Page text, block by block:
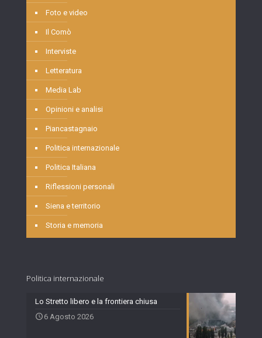
Foto e video
Il Comò
Interviste
Letteratura
Media Lab
Opinioni e analisi
Piancastagnaio
Politica internazionale
Politica Italiana
Riflessioni personali
Siena e territorio
Storia e memoria
Politica internazionale
Lo Stretto libero e la frontiera chiusa
6 Agosto 2026